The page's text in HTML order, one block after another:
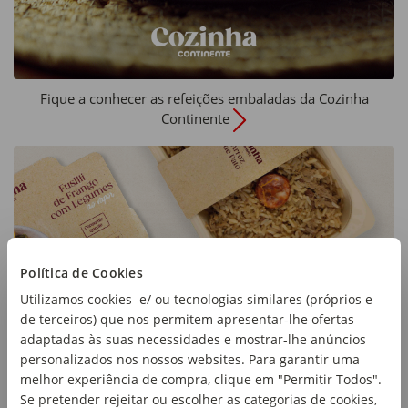
Política de Cookies
Utilizamos cookies e/ ou tecnologias similares (próprios e
de terceiros) que nos permitem apresentar-lhe ofertas
adaptadas às suas necessidades e mostrar-lhe anúncios
personalizados nos nossos websites. Para garantir uma
melhor experiência de compra, clique em "Permitir Todos".
Se pretender rejeitar ou escolher as categorias de cookies,
Fique a conhecer as refeições embaladas da Cozinha
Continente